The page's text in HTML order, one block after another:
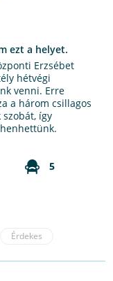
ezt a helyet.
Erzsébet
hétvégi
venni. Erre
a három csillagos
így
5
Érdekes